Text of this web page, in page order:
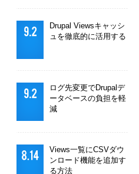
Drupal Viewsキャッシ
ュを徹底的に活用する
ログ先変更でDrupalデ
ータベースの負担を軽
減
Views一覧にCSVダウ
ンロード機能を追加す
る方法